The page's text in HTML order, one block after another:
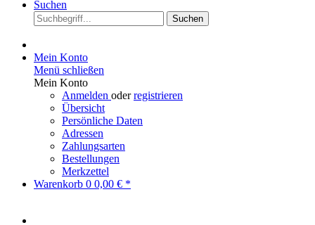
Suchen
Suchen
Mein Konto
Menü schließen
Mein Konto
Anmelden oderregistrieren
Übersicht
Persönliche Daten
Adressen
Zahlungsarten
Bestellungen
Merkzettel
Warenkorb 0 0,00 € *